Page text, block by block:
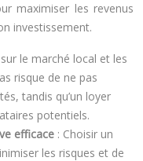
maximiser les revenus
investissement.
le marché local et les
risque de ne pas
tandis qu’un loyer
potentiels.
efficace : Choisir un
les risques et de